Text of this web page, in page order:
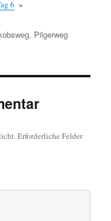
6 »
, Pilgerweg
Erforderliche Felder